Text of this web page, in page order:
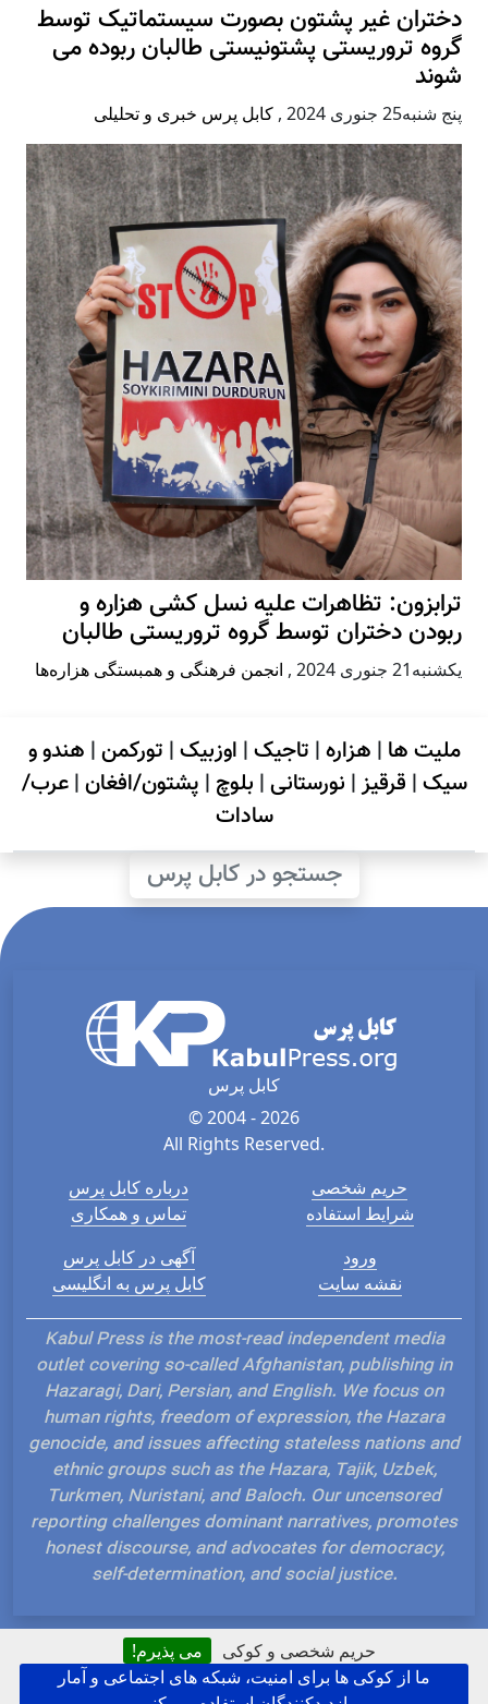
حریم شخصی و کوکی
می پذیرم!
ما از کوکی ها برای امنیت، شبکه های اجتماعی و آمار
دختران غیر پشتون بصورت سیستماتیک توسط
گروه تروریستی پشتونیستی طالبان ربوده می
شوند
پنج شنبه25 جنوری 2024 , کابل پرس خبری و تحلیلی
ترابزون: تظاهرات علیه نسل کشی هزاره و
ربودن دختران توسط گروه تروریستی طالبان
يكشنبه21 جنوری 2024 , انجمن فرهنگی و همبستگی هزاره‌ها
ملیت ها | هزاره| تاجیک| اوزبیک| تورکمن| هندو و
سیک| قرقیز| نورستانی| بلوچ | پشتون/افغان|عرب/
سادات
جستجو در کابل پرس
کابل پرس
© 2004 - 2026
All Rights Reserved.
درباره کابل پرس
تماس و همکاری
حریم شخصی
شرایط استفاده
آگهی در کابل پرس
کابل پرس به انگلیسی
ورود
نقشه سایت
Kabul Press is the most-read independent media
outlet covering so-called Afghanistan, publishing in
Hazaragi, Dari, Persian, and English. We focus on
human rights, freedom of expression, the Hazara
genocide, and issues affecting stateless nations and
ethnic groups such as the Hazara, Tajik, Uzbek,
Turkmen, Nuristani, and Baloch. Our uncensored
reporting challenges dominant narratives, promotes
honest discourse, and advocates for democracy,
self-determination, and social justice.
Hosted and Developed by IP Plans